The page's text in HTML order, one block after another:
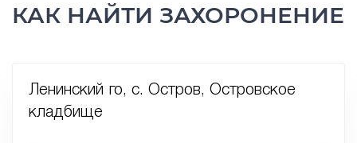
КАК НАЙТИ ЗАХОРОНЕНИЕ
Ленинский го, с. Остров, Островское
кладбище